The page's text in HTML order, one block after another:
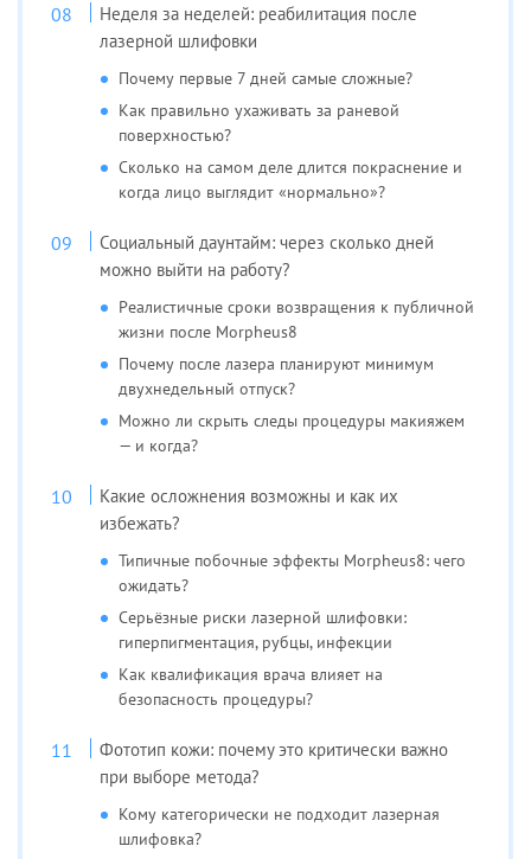
Неделя за неделей: реабилитация после
лазерной шлифовки
Почему первые 7 дней самые сложные?
Как правильно ухаживать за раневой
поверхностью?
Сколько на самом деле длится покраснение и
когда лицо выглядит «нормально»?
Социальный даунтайм: через сколько дней
можно выйти на работу?
Реалистичные сроки возвращения к публичной
жизни после Morpheus8
Почему после лазера планируют минимум
двухнедельный отпуск?
Можно ли скрыть следы процедуры макияжем
— и когда?
Какие осложнения возможны и как их
избежать?
Типичные побочные эффекты Morpheus8: чего
ожидать?
Серьёзные риски лазерной шлифовки:
гиперпигментация, рубцы, инфекции
Как квалификация врача влияет на
безопасность процедуры?
Фототип кожи: почему это критически важно
при выборе метода?
Кому категорически не подходит лазерная
шлифовка?